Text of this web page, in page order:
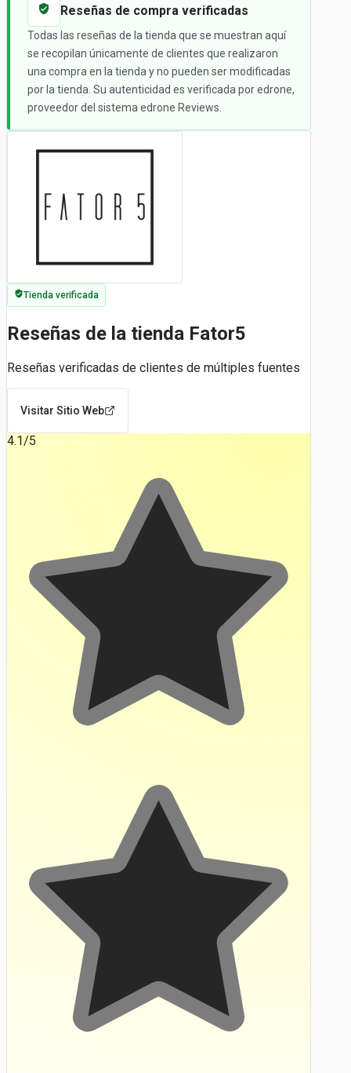
Reseñas de compra verificadas
Todas las reseñas de la tienda que se muestran aquí
se recopilan únicamente de clientes que realizaron
una compra en la tienda y no pueden ser modificadas
por la tienda. Su autenticidad es verificada por edrone,
proveedor del sistema edrone Reviews.
Tienda verificada
Reseñas de la tienda Fator5
Reseñas verificadas de clientes de múltiples fuentes
Visitar Sitio Web
4.1/5